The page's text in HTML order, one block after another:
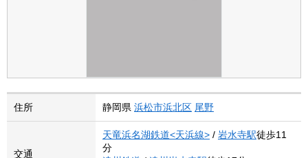
住所 静岡県 浜松市浜北区 尾野
交通
天竜浜名湖鉄道<天浜線> / 岩水寺駅徒歩11
分